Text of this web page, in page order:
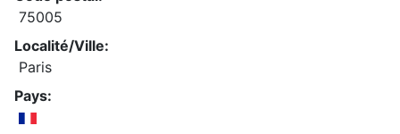
75005
Localité/Ville:
Paris
Pays: